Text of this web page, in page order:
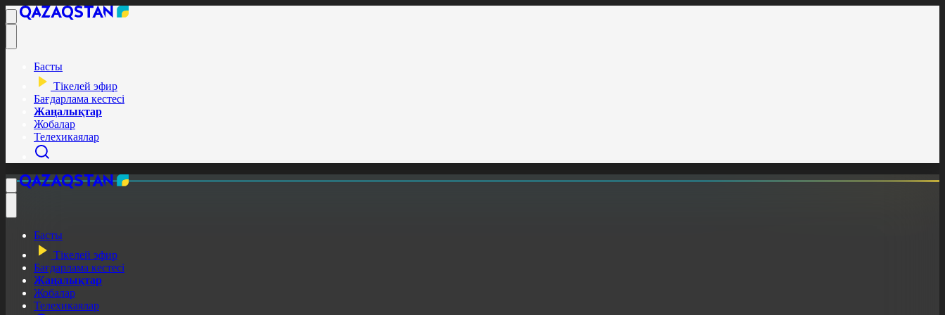
Басты
Тікелей эфир
Бағдарлама кестесі
Жаңалықтар
Жобалар
Телехикаялар
Басты
Тікелей эфир
Бағдарлама кестесі
Жаңалықтар
Жобалар
Телехикаялар